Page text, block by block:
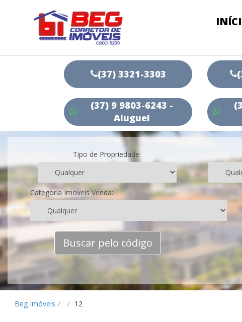
(37) 3321-3303
(37) 9 9803-6243 -
Aluguel
Tipo de Propriedade:
Categoria Imoveis Venda:
Buscar pelo código
Beg Imóveis / / 12